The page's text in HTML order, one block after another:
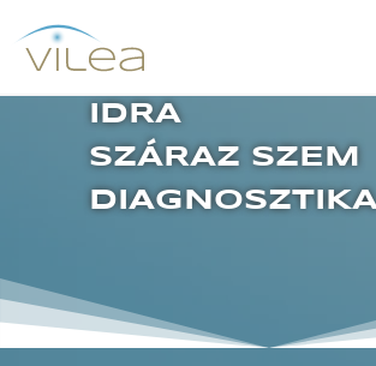
IDRA
SZÁRAZ SZEM